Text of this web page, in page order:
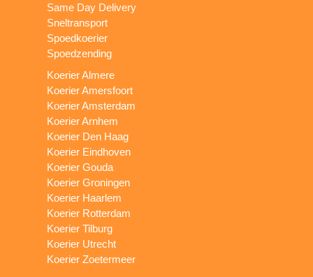
Same Day Delivery
Sneltransport
Spoedkoerier
Spoedzending
Koerier Almere
Koerier Amersfoort
Koerier Amsterdam
Koerier Arnhem
Koerier Den Haag
Koerier Eindhoven
Koerier Gouda
Koerier Groningen
Koerier Haarlem
Koerier Rotterdam
Koerier Tilburg
Koerier Utrecht
Koerier Zoetermeer